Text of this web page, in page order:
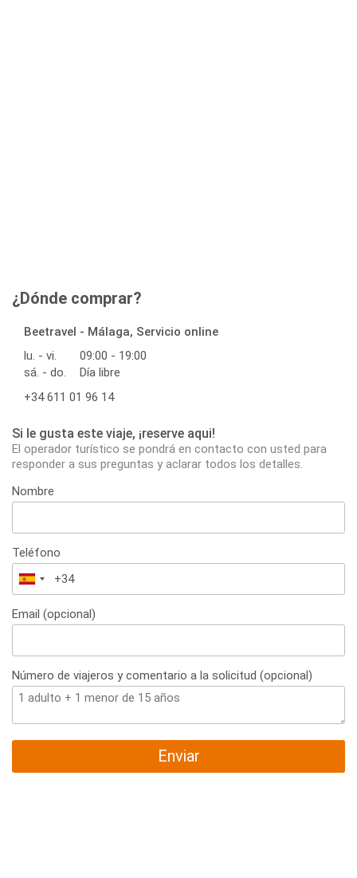
¿Dónde comprar?
Beetravel - Málaga, Servicio online
lu. - vi.
09:00 - 19:00
sá. - do.
Día libre
+34 611 01 96 14
Si le gusta este viaje, ¡reserve aqui!
El operador turístico se pondrá en contacto con usted para
responder a sus preguntas y aclarar todos los detalles.
Nombre
Teléfono
España
+34
Email (opcional)
Número de viajeros y comentario a la solicitud (opcional)
Enviar